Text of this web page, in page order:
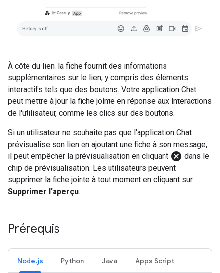
À côté du lien, la fiche fournit des informations
supplémentaires sur le lien, y compris des éléments
interactifs tels que des boutons. Votre application Chat
peut mettre à jour la fiche jointe en réponse aux interactions
de l'utilisateur, comme les clics sur des boutons.
Si un utilisateur ne souhaite pas que l'application Chat
prévisualise son lien en ajoutant une fiche à son message,
il peut empêcher la prévisualisation en cliquant cancel dans le
chip de prévisualisation. Les utilisateurs peuvent
supprimer la fiche jointe à tout moment en cliquant sur
Supprimer l'aperçu.
Prérequis
Node.js Python Java Apps Script